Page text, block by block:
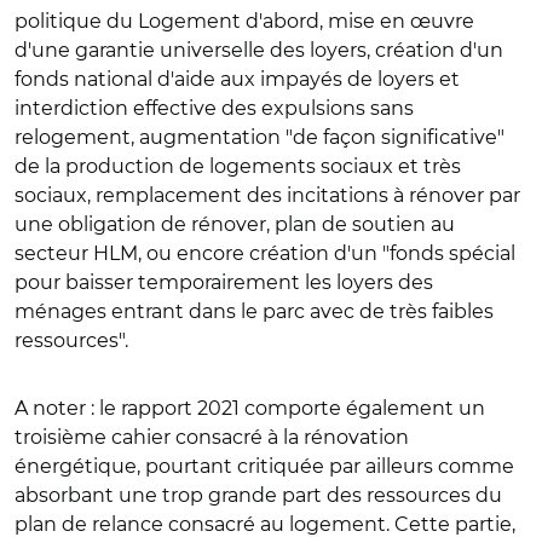
politique du Logement d'abord, mise en œuvre
d'une garantie universelle des loyers, création d'un
fonds national d'aide aux impayés de loyers et
interdiction effective des expulsions sans
relogement, augmentation "de façon significative"
de la production de logements sociaux et très
sociaux, remplacement des incitations à rénover par
une obligation de rénover, plan de soutien au
secteur HLM, ou encore création d'un "fonds spécial
pour baisser temporairement les loyers des
ménages entrant dans le parc avec de très faibles
ressources".
A noter : le rapport 2021 comporte également un
troisième cahier consacré à la rénovation
énergétique, pourtant critiquée par ailleurs comme
absorbant une trop grande part des ressources du
plan de relance consacré au logement. Cette partie,